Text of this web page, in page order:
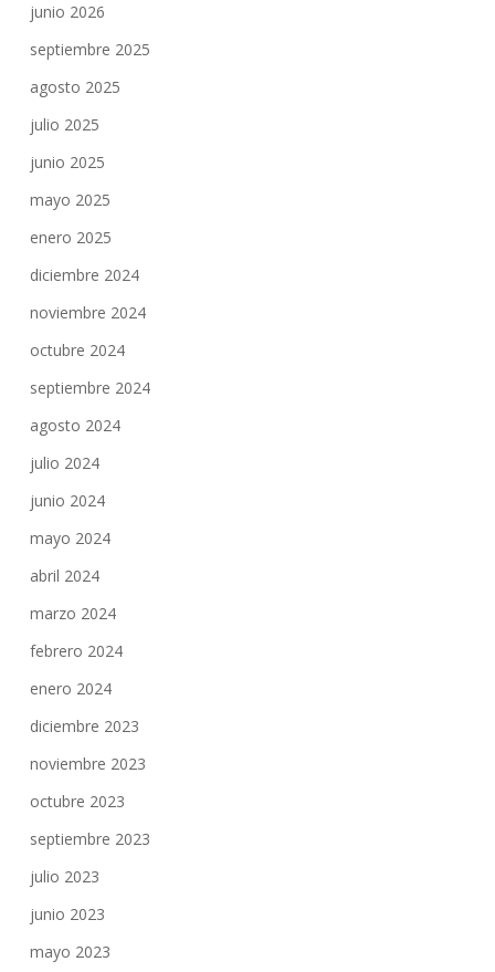
junio 2026
septiembre 2025
agosto 2025
julio 2025
junio 2025
mayo 2025
enero 2025
diciembre 2024
noviembre 2024
octubre 2024
septiembre 2024
agosto 2024
julio 2024
junio 2024
mayo 2024
abril 2024
marzo 2024
febrero 2024
enero 2024
diciembre 2023
noviembre 2023
octubre 2023
septiembre 2023
julio 2023
junio 2023
mayo 2023